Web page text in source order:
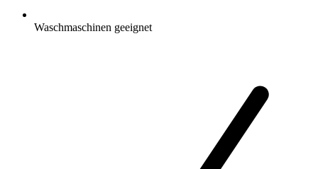
Waschmaschinen geeignet